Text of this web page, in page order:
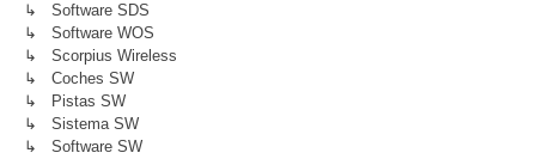
↳ Software SDS
↳ Software WOS
↳ Scorpius Wireless
↳ Coches SW
↳ Pistas SW
↳ Sistema SW
↳ Software SW